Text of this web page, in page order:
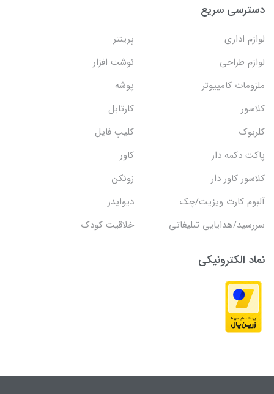
دسترسی سریع
لوازم اداری
پرینتر
لوازم طراحی
نوشت افزار
ملزومات کامپیوتر
پوشه
کلاسور
کارتابل
کلربوک
کلیپ فایل
پاکت دکمه دار
کاور
کلاسور کاور دار
زونکن
آلبوم کارت ویزیت/چک
دیوایدر
سررسید/هدایایی تبلیغاتی
خلاقیت کودک
نماد الکترونیکی